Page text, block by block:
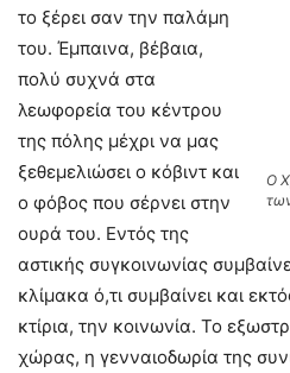
Ο
το ξέρει σαν την παλάμη
του. Έμπαινα, βέβαια,
πολύ συχνά στα
λεωφορεία του κέντρου
της πόλης μέχρι να μας
ξεθεμελιώσει ο κόβιντ και
ο φόβος που σέρνει στην
ουρά του. Εντός της
αστικής συγκοινωνίας
κλίμακα ό,τι συμβαίνει και
κτίρια, την κοινωνία. Το
χώρας, η γενναιοδωρία της